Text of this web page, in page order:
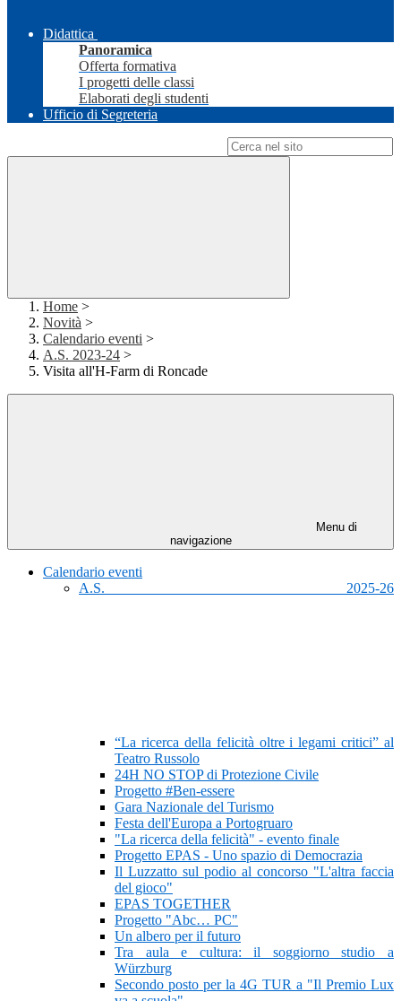
Didattica
Panoramica
Offerta formativa
I progetti delle classi
Elaborati degli studenti
Ufficio di Segreteria
Home >
Novità >
Calendario eventi >
A.S. 2023-24 >
Visita all'H-Farm di Roncade
Menu di
navigazione
Calendario eventi
A.S. 2025-26
“La ricerca della felicità oltre i legami critici” al
Teatro Russolo
24H NO STOP di Protezione Civile
Progetto #Ben-essere
Gara Nazionale del Turismo
Festa dell'Europa a Portogruaro
"La ricerca della felicità" - evento finale
Progetto EPAS - Uno spazio di Democrazia
Il Luzzatto sul podio al concorso "L'altra faccia
del gioco"
EPAS TOGETHER
Progetto "Abc… PC"
Un albero per il futuro
Tra aula e cultura: il soggiorno studio a
Würzburg
Secondo posto per la 4G TUR a "Il Premio Lux